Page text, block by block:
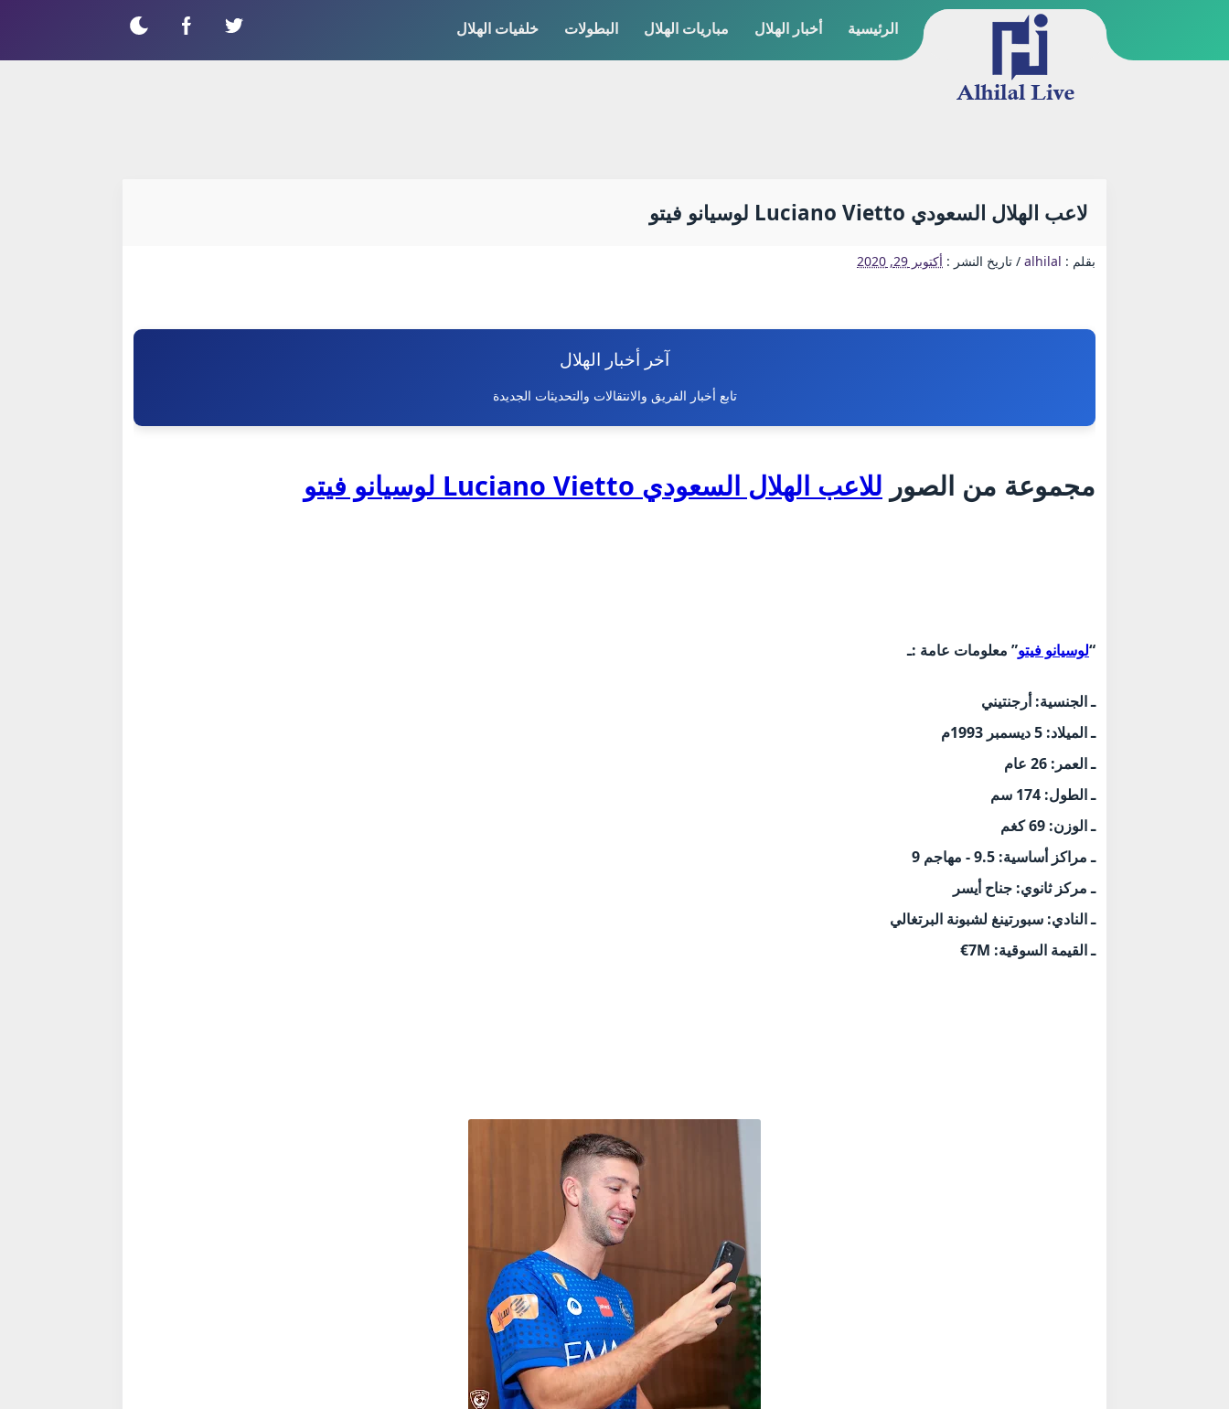
الرئيسية أخبار الهلال مباريات الهلال البطولات خلفيات الهلال
لاعب الهلال السعودي Luciano Vietto لوسيانو فيتو
بقلم : alhilal
/ تاريخ النشر : أكتوبر 29, 2020
آخر أخبار الهلال
تابع أخبار الفريق والانتقالات والتحديثات الجديدة
مجموعة من الصور للاعب الهلال السعودي Luciano Vietto لوسيانو فيتو
“لوسيانو فيتو” معلومات عامة :ـ
ـ الجنسية: أرجنتيني
ـ الميلاد: 5 ديسمبر 1993م
ـ العمر: 26 عام
ـ الطول: 174 سم
ـ الوزن: 69 كغم
ـ مراكز أساسية: 9.5 - مهاجم 9
ـ مركز ثانوي: جناح أيسر
ـ النادي: سبورتينغ لشبونة البرتغالي
ـ القيمة السوقية: 7M€